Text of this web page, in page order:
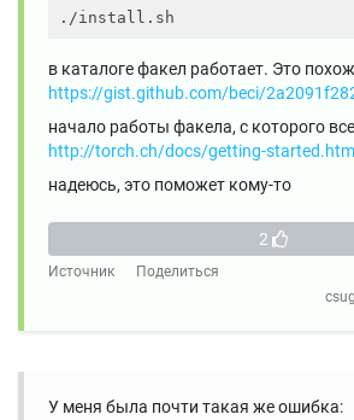
в каталоге факел работает. Это
https://gist.github.com/beci/
начало работы факела, с которого
http://torch.ch/docs/getting-started.html
надеюсь, это поможет кому-то
2
Источник
Поделиться
У меня была почти такая же ошибка: